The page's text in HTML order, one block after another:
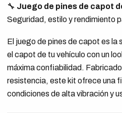
🔧 Juego de pines de capot
Seguridad, estilo y rendimiento
El juego de pines de capot es la
el capot de tu vehículo con un
máxima confiabilidad.
resistencia, este kit ofrece una
condiciones de alta vibración y